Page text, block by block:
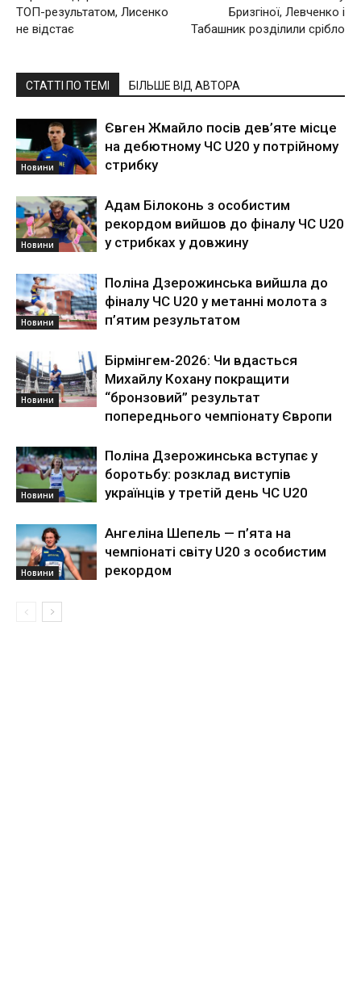
ТОП-результатом, Лисенко
не відстає
Бризгіної, Левченко і
Табашник розділили срібло
СТАТТІ ПО ТЕМІ БІЛЬШЕ ВІД АВТОРА
Новини
Євген Жмайло посів дев’яте місце
на дебютному ЧС U20 у потрійному
стрибку
Новини
Адам Білоконь з особистим
рекордом вийшов до фіналу ЧС U20
у стрибках у довжину
Новини
Поліна Дзерожинська вийшла до
фіналу ЧС U20 у метанні молота з
п’ятим результатом
Новини
Бірмінгем-2026: Чи вдасться
Михайлу Кохану покращити
“бронзовий” результат
попереднього чемпіонату Європи
Новини
Поліна Дзерожинська вступає у
боротьбу: розклад виступів
українців у третій день ЧС U20
Новини
Ангеліна Шепель — п’ята на
чемпіонаті світу U20 з особистим
рекордом